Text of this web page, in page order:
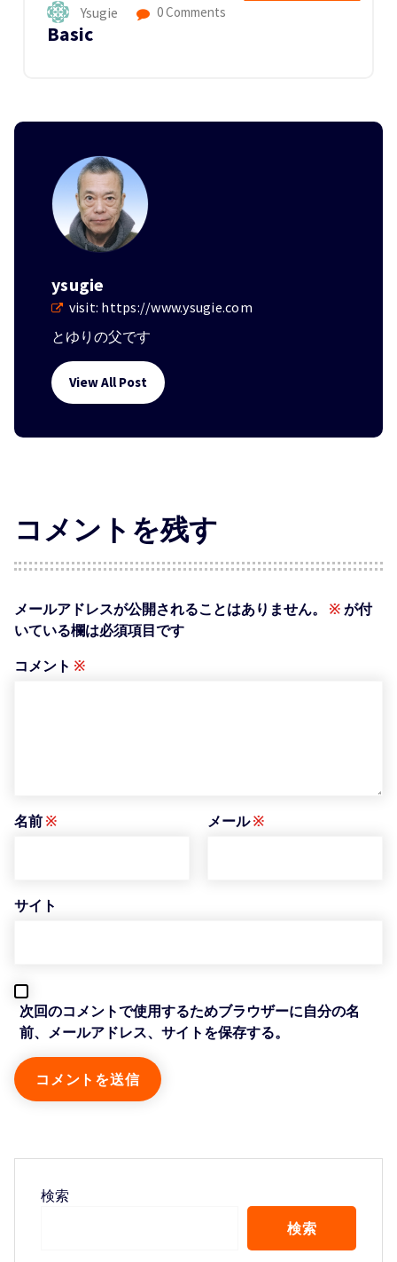
Ysugie 0 Comments
Basic
ysugie
visit: https://www.ysugie.com
とゆりの父です
View All Post
コメントを残す
メールアドレスが公開されることはありません。 ※ が付
いている欄は必須項目です
コメント ※
名前 ※ メール※
サイト
次回のコメントで使用するためブラウザーに自分の名
前、メールアドレス、サイトを保存する。
検索
検索